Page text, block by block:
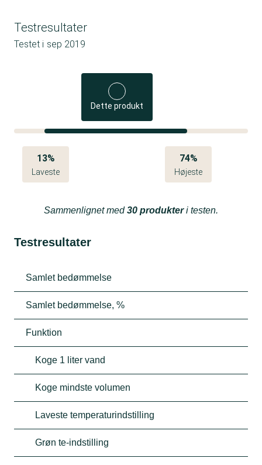
Testresultater
Testet i sep 2019
Dette produkt
13%
Laveste
74%
Højeste
Sammenlignet med30 produkteri testen.
Testresultater
Samlet bedømmelse
Samlet bedømmelse, %
Funktion
Koge 1 liter vand
Koge mindste volumen
Laveste temperaturindstilling
Grøn te-indstilling